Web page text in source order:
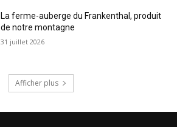
La ferme-auberge du Frankenthal, produit
de notre montagne
31 juillet 2026
Afficher plus